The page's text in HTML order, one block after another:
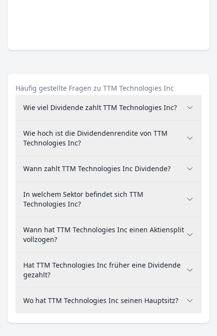
Häufig gestellte Fragen zu TTM Technologies Inc
Wie viel Dividende zahlt TTM Technologies Inc?
Wie hoch ist die Dividendenrendite von TTM
Technologies Inc?
Wann zahlt TTM Technologies Inc Dividende?
In welchem Sektor befindet sich TTM
Technologies Inc?
Wann hat TTM Technologies Inc einen Aktiensplit
vollzogen?
Hat TTM Technologies Inc früher eine Dividende
gezahlt?
Wo hat TTM Technologies Inc seinen Hauptsitz?